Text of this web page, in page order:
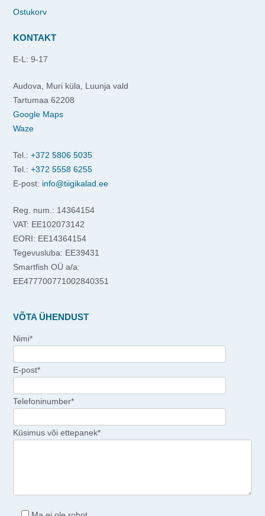
Ostukorv
KONTAKT
E-L: 9-17
Audova, Muri küla, Luunja vald
Tartumaa 62208
Google Maps
Waze
Tel.: +372 5806 5035
Tel.: +372 5558 6255
E-post: info@tiigikalad.ee
Reg. num.: 14364154
VAT: EE102073142
EORI: EE14364154
Tegevusluba: EE39431
Smartfish OÜ a/a:
EE477700771002840351
VÕTA ÜHENDUST
Nimi*
E-post*
Telefoninumber*
Küsimus või ettepanek*